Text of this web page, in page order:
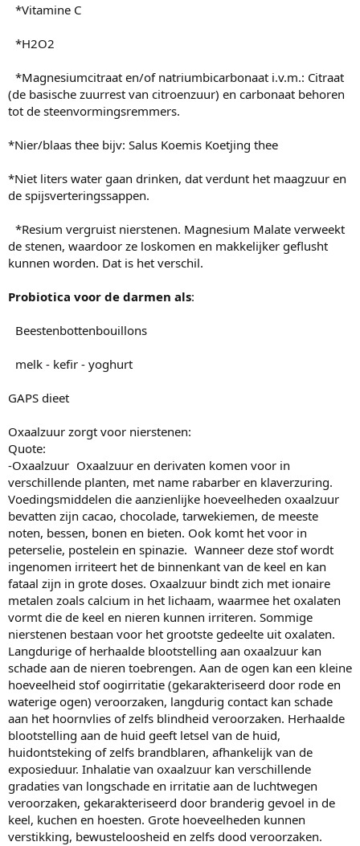
*Vitamine C
*H2O2
*Magnesiumcitraat en/of natriumbicarbonaat i.v.m.: Citraat
(de basische zuurrest van citroenzuur) en carbonaat behoren
tot de steenvormingsremmers.
*Nier/blaas thee bijv: Salus Koemis Koetjing thee
*Niet liters water gaan drinken, dat verdunt het maagzuur en
de spijsverteringssappen.
*Resium vergruist nierstenen. Magnesium Malate verweekt
de stenen, waardoor ze loskomen en makkelijker geflusht
kunnen worden. Dat is het verschil.
Probiotica voor de darmen als:
Beestenbottenbouillons
melk - kefir - yoghurt
GAPS dieet
Oxaalzuur zorgt voor nierstenen:
Quote:
-Oxaalzuur Oxaalzuur en derivaten komen voor in
verschillende planten, met name rabarber en klaverzuring.
Voedingsmiddelen die aanzienlijke hoeveelheden oxaalzuur
bevatten zijn cacao, chocolade, tarwekiemen, de meeste
noten, bessen, bonen en bieten. Ook komt het voor in
peterselie, postelein en spinazie. Wanneer deze stof wordt
ingenomen irriteert het de binnenkant van de keel en kan
fataal zijn in grote doses. Oxaalzuur bindt zich met ionaire
metalen zoals calcium in het lichaam, waarmee het oxalaten
vormt die de keel en nieren kunnen irriteren. Sommige
nierstenen bestaan voor het grootste gedeelte uit oxalaten.
Langdurige of herhaalde blootstelling aan oxaalzuur kan
schade aan de nieren toebrengen. Aan de ogen kan een kleine
hoeveelheid stof oogirritatie (gekarakteriseerd door rode en
waterige ogen) veroorzaken, langdurig contact kan schade
aan het hoornvlies of zelfs blindheid veroorzaken. Herhaalde
blootstelling aan de huid geeft letsel van de huid,
huidontsteking of zelfs brandblaren, afhankelijk van de
exposieduur. Inhalatie van oxaalzuur kan verschillende
gradaties van longschade en irritatie aan de luchtwegen
veroorzaken, gekarakteriseerd door branderig gevoel in de
keel, kuchen en hoesten. Grote hoeveelheden kunnen
verstikking, bewusteloosheid en zelfs dood veroorzaken.